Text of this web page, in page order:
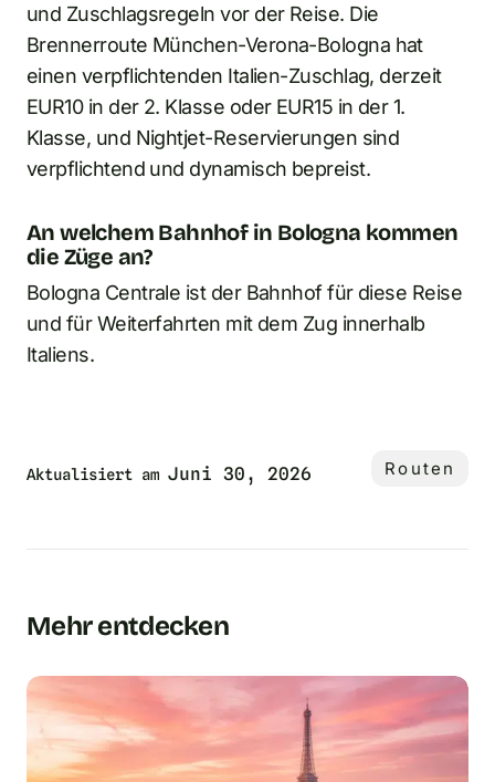
und Zuschlagsregeln vor der Reise. Die
Brennerroute München-Verona-Bologna hat
einen verpflichtenden Italien-Zuschlag, derzeit
EUR10 in der 2. Klasse oder EUR15 in der 1.
Klasse, und Nightjet-Reservierungen sind
verpflichtend und dynamisch bepreist.
An welchem Bahnhof in Bologna kommen
die Züge an?
Bologna Centrale ist der Bahnhof für diese Reise
und für Weiterfahrten mit dem Zug innerhalb
Italiens.
Aktualisiert am Juni 30, 2026 Routen
Mehr entdecken